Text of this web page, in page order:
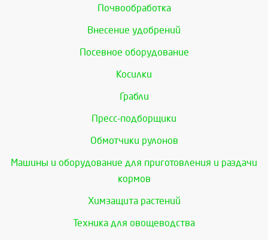
Почвообработка
Внесение удобрений
Посевное оборудование
Косилки
Грабли
Пресс-подборщики
Обмотчики рулонов
Машины и оборудование для приготовления и раздачи
кормов
Химзащита растений
Техника для овощеводства